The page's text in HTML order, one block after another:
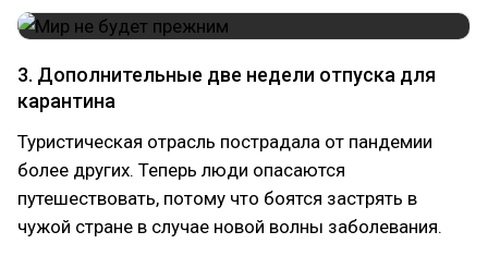
3. Дополнительные две недели отпуска для
карантина
Туристическая отрасль пострадала от пандемии
более других. Теперь люди опасаются
путешествовать, потому что боятся застрять в
чужой стране в случае новой волны заболевания.